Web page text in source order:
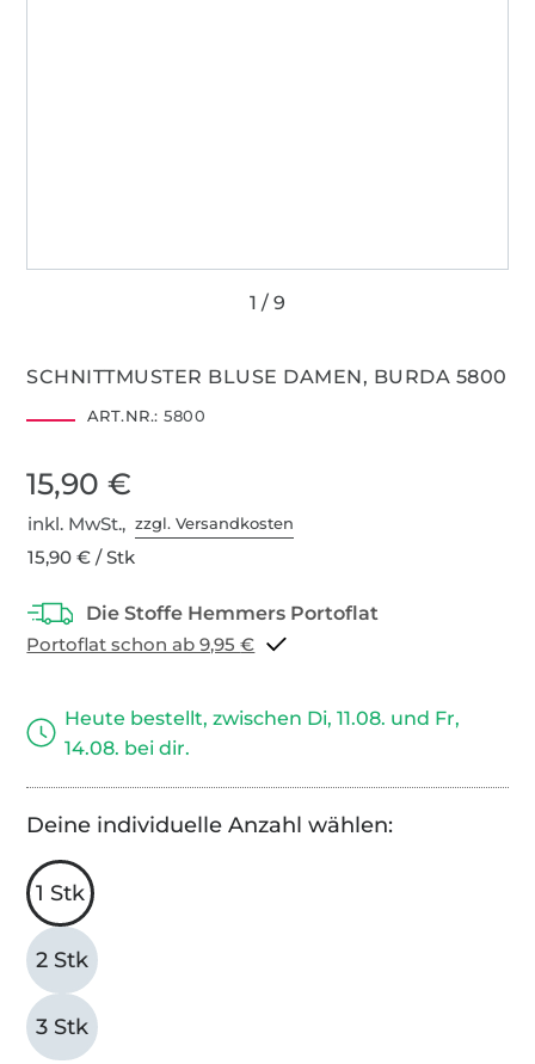
SCHNITTMUSTER BLUSE DAMEN, BURDA 5800
ART.NR.: 5800
15,90 €
inkl. MwSt.,zzgl. Versandkosten
15,90 € / Stk
Portoflat schon ab 9,95 €
Heute bestellt, zwischen Di, 11.08. und Fr,
14.08. bei dir.
Deine individuelle Anzahl wählen:
1 Stk
2 Stk
3 Stk